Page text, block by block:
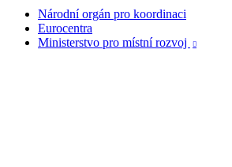
Národní orgán pro koordinaci
Eurocentra
Ministerstvo pro místní rozvoj
